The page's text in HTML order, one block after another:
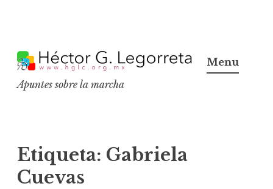
k
p
c
o
n
Apuntes sobre la marcha
Menu
Etiqueta: Gabriela
Cuevas